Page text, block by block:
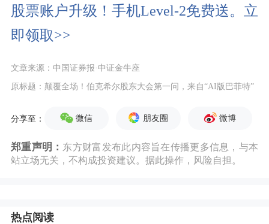
股票账户升级！手机Level-2免费送。立
即领取>>
文章来源：中国证券报·中证金牛座
原标题：颠覆全场！伯克希尔股东大会第一问，来自“AI版巴菲特”
分享至： 微信 朋友圈 微博
郑重声明： 东方财富发布此内容旨在传播更多信息，与本
站立场无关，不构成投资建议。据此操作，风险自担。
热点阅读